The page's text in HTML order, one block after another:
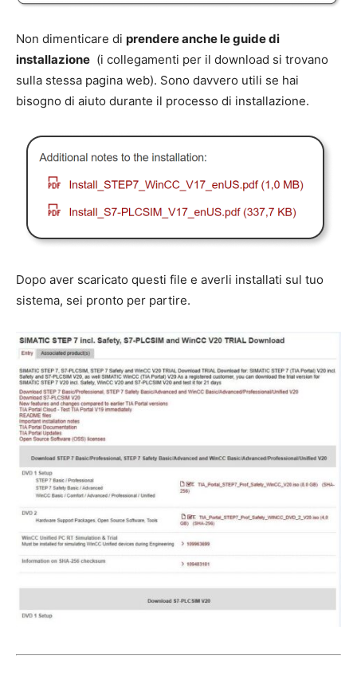
Non dimenticare di prendere anche le guide di
installazione (i collegamenti per il download si trovano
sulla stessa pagina web). Sono davvero utili se hai
bisogno di aiuto durante il processo di installazione.
Dopo aver scaricato questi file e averli installati sul tuo
sistema, sei pronto per partire.